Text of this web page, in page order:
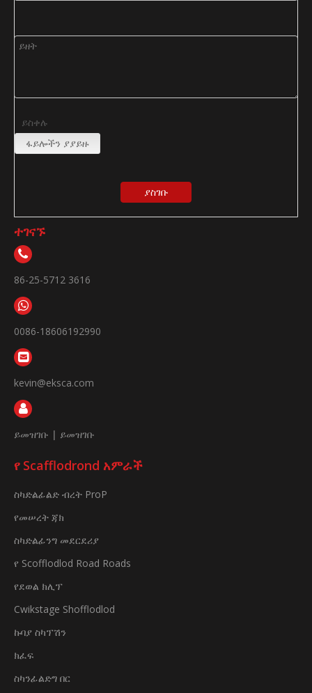
ይስቀሉ
ፋይሎችን ያያይዙ
ያስገቡ
ተገናኙ
86-25-5712 3616
0086-18606192990
kevin@eksca.com
ይመዝገቡ | ይመዝገቡ
የ Scafflodrond አምራች
ስካድልፊልድ ብረት ProP
የመሠረት ጃክ
ስካድልፊንግ መደርደሪያ
የ Scofflodlod Road Roads
የደወል ክሊፕ
Cwikstage Shofflodlod
ኩባያ ስካፕሽን
ክፈፍ
ስካንፊልድግ በር